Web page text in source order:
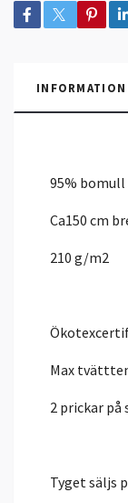
INFORMATION
95%
Ca150 cm
210 g/m2
Max
2 prickar på
Tyget säljs